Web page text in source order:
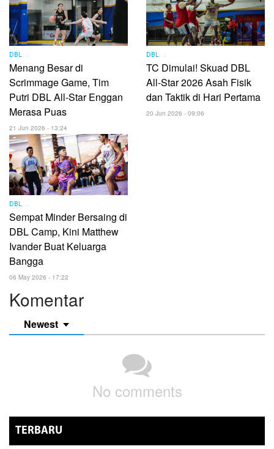
DBL
Menang Besar di
Scrimmage Game, Tim
Putri DBL All-Star Enggan
Merasa Puas
21 Jun 2026 - 13:24
DBL
TC Dimulai! Skuad DBL
All-Star 2026 Asah Fisik
dan Taktik di Hari Pertama
20 Jun 2026 - 09:06
DBL
Sempat Minder Bersaing di
DBL Camp, Kini Matthew
Ivander Buat Keluarga
Bangga
06 May 2026 - 17:22
Komentar
Newest
No comments
TERBARU